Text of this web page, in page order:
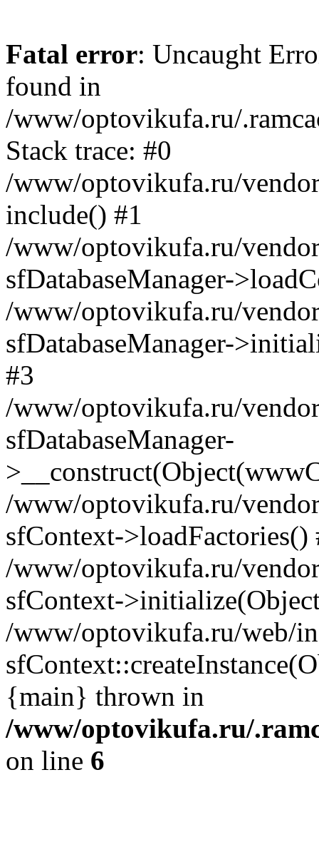
Fatal error: Uncaught
found in
/www/optovikufa.ru/
Stack trace: #0
/www/optovikufa.ru/
include() #1
/www/optovikufa.ru/
sfDatabaseManager-
/www/optovikufa.ru/
sfDatabaseManager-
#3
/www/optovikufa.ru/
sfDatabaseManager-
/www/optovikufa.ru/
sfContext->loadFactories()
/www/optovikufa.ru/
sfContext-
/www/optovikufa.ru/web/
{main} thrown in
/www/optovikufa.ru/
on line 6